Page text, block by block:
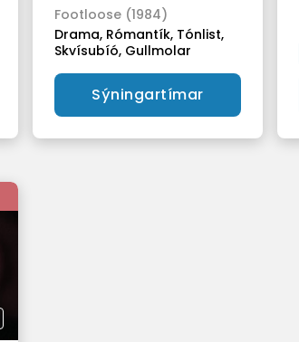
Footloose (1984)
Drama, Rómantík, Tónlist,
Skvísubíó, Gullmolar
Sýningartímar